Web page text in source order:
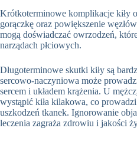
Krótkoterminowe komplikacje kiły
gorączkę oraz powiększenie
mogą doświadczać owrzodzeń,
narządach płciowych.
Długoterminowe skutki kiły są
sercowo-naczyniowa może
sercem i układem krążenia. U
wystąpić kiła kilakowa, co
uszkodzeń tkanek. Ignorowanie
leczenia zagraża zdrowiu i jakości